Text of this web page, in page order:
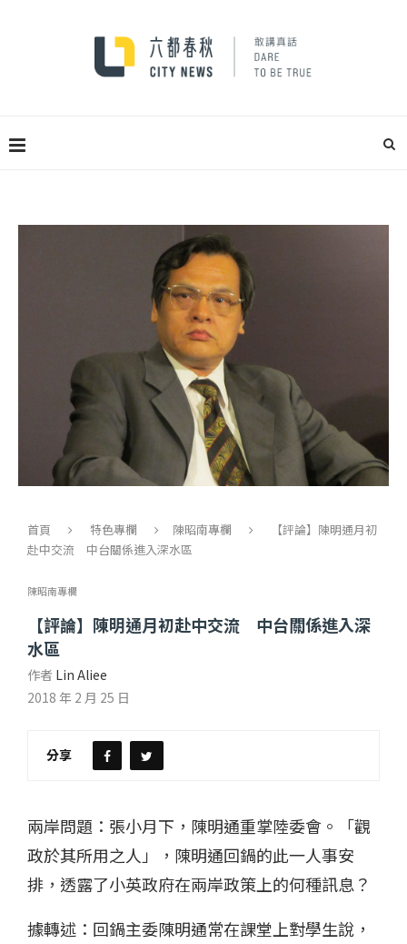
首頁 特色專欄 陳昭南專欄
【評論】陳明通月初
赴中交流 中台關係進入深水區
陳昭南專欄
【評論】陳明通月初赴中交流 中台關係進入深
水區
作者 Lin Aliee
2018 年 2 月 25 日
分享
兩岸問題：張小月下，陳明通重掌陸委會。「觀
政於其所用之人」，陳明通回鍋的此一人事安
排，透露了小英政府在兩岸政策上的何種訊息？
據轉述：回鍋主委陳明通常在課堂上對學生說，